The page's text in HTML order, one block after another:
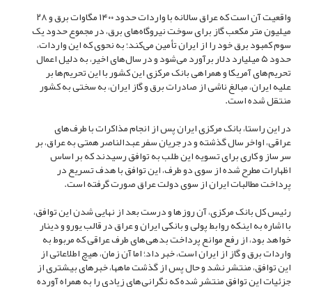
واقعیت آن است که عراق سالانه با واردات حدود ۱۴۰۰ مگاوات برق و ۲۸
میلیون متر مکعب گاز برای سوخت نیروگاه‌های برق، در مجموع حدود یک
سوم کمبود برق خود را از ایران تأمین می‌کند؛ به نحوی که این واردات،
حدود ۵ میلیارد دلار برآورد می‌شود و در سال‌های اخیر، به دلیل اعمال
تحریم‌های آمریکا و همراهی بانک مرکزی این کشور با این تحریم‌ها بر
علیه ایران، مبالغ ناشی از صادرات برق و گاز ایران، به سختی به کشور
منتقل شده است.
در این راستا، بانک مرکزی ایران پس از انجام مذاکرات با طرف‌های
عراقی، اواخر سال گذشته و در جریان سفر عبدالناصر همتی به عراق، بر
سر ساز و کاری برای تسویه این طلب به توافق رسیدند که بر اساس
اظهارات مطرح شده از سوی دو طرف، این توافق با هدف تسریع در
پرداخت مطالبات ایران از سوی دولت عراق صورت گرفته است.
رئیس کل بانک مرکزی، آن روز‌ها و درست بعد از نهایی شدن این توافق،
با اشاره به اینکه روابط پولی و بانکی ایران و عراق در قالب یورو و دینار
خواهد بود، از رفع موانع پرداخت بدهی‌های طرف عراقی که مربوط به
واردات برق و گاز از ایران است، خبر داد؛ اما آن زمان، هیچ اطلاعاتی از
این توافق، منتشر نشد و حال پس از گذشت ماهها، خبر‌های بیشتری از
جزئیات این توافق منتشر شده که نگرانی‌های زیادی را به همراه آورده